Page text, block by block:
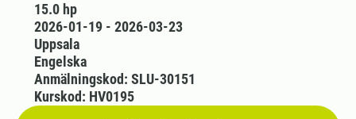
15.0 hp
2026-01-19 - 2026-03-23
Uppsala
Engelska
Anmälningskod: SLU-30151
Kurskod: HV0195